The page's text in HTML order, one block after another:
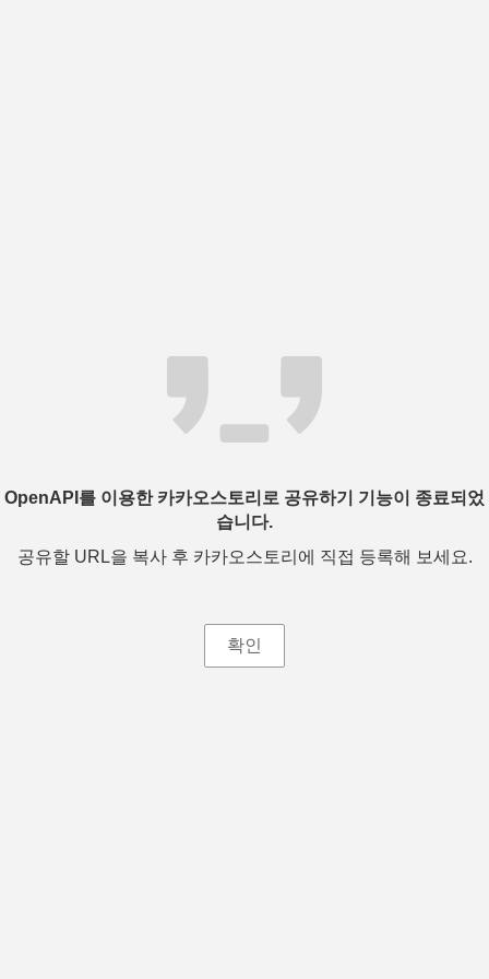
OpenAPI를 이용한 카카오스토리로 공유하기 기능이 종료되었
습니다.
공유할 URL을 복사 후 카카오스토리에 직접 등록해 보세요.
확인